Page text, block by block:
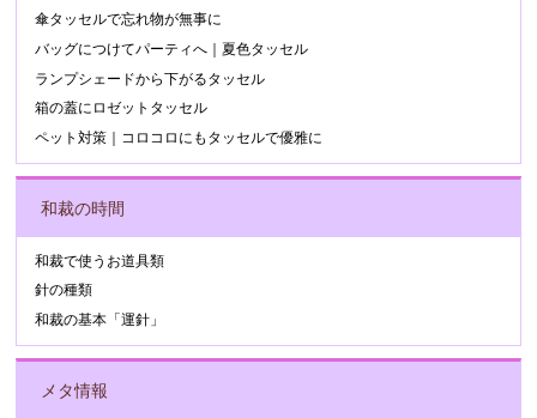
傘タッセルで忘れ物が無事に
バッグにつけてパーティへ｜夏色タッセル
ランプシェードから下がるタッセル
箱の蓋にロゼットタッセル
ペット対策｜コロコロにもタッセルで優雅に
和裁の時間
和裁で使うお道具類
針の種類
和裁の基本「運針」
メタ情報